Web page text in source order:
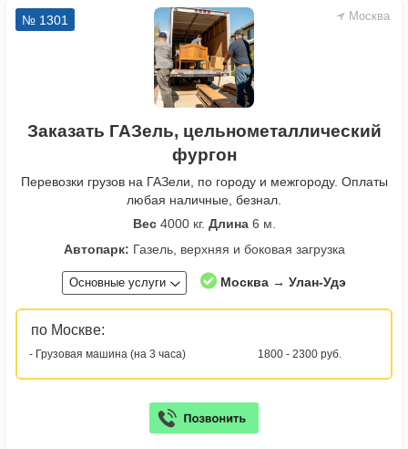
Москва
№ 1301
Заказать ГАЗель, цельнометаллический
фургон
Перевозки грузов на ГАЗели, по городу и межгороду. Оплаты
любая наличные, безнал.
Вес4000 кг. Длина6 м.
Автопарк: Газель, верхняя и боковая загрузка
Основные услуги Москва → Улан-Удэ
по Москве:
- Грузовая машина (на 3 часа) 1800 - 2300 руб.